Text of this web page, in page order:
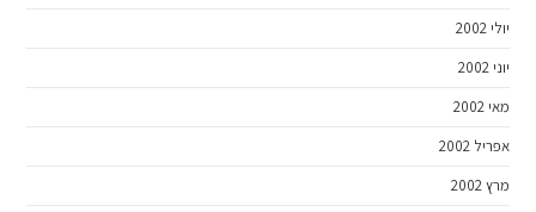
יולי 2002
יוני 2002
מאי 2002
אפריל 2002
מרץ 2002